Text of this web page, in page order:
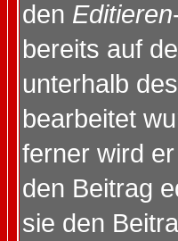
den Editieren
bereits auf
unterhalb
bearbeitet
ferner wird
den Beitrag
sie den